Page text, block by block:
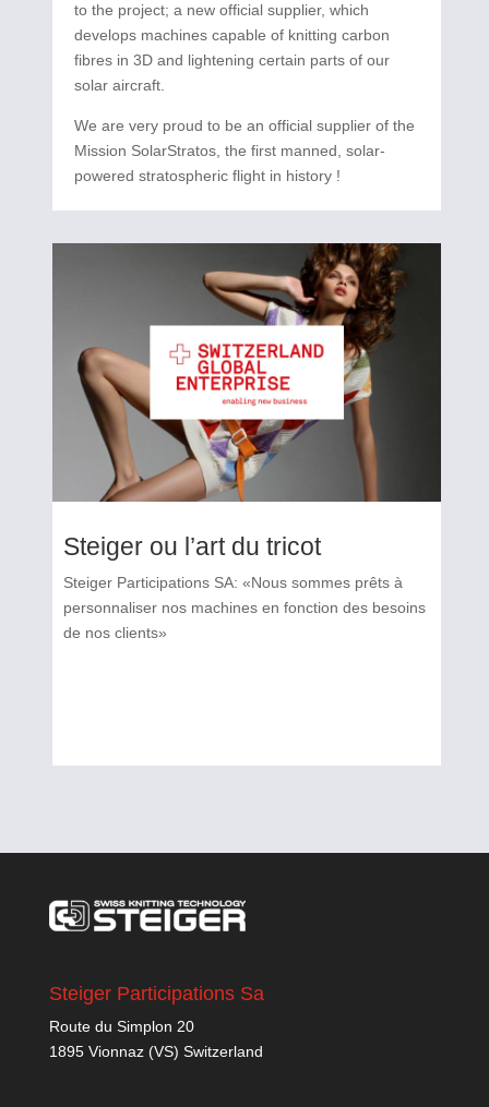
to the project; a new official supplier, which
develops machines capable of knitting carbon
fibres in 3D and lightening certain parts of our
solar aircraft.
We are very proud to be an official supplier of the
Mission SolarStratos, the first manned, solar-
powered stratospheric flight in history !
Steiger ou l’art du tricot
Steiger Participations SA: «Nous sommes prêts à
personnaliser nos machines en fonction des besoins
de nos clients»
Steiger Participations Sa
Route du Simplon 20
1895 Vionnaz (VS) Switzerland